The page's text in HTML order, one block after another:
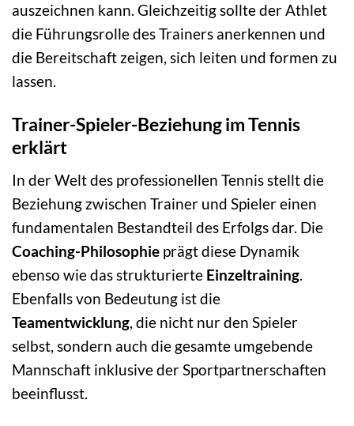
auszeichnen kann. Gleichzeitig sollte der Athlet
die Führungsrolle des Trainers anerkennen und
die Bereitschaft zeigen, sich leiten und formen zu
lassen.
Trainer-Spieler-Beziehung im Tennis
erklärt
In der Welt des professionellen Tennis stellt die
Beziehung zwischen Trainer und Spieler einen
fundamentalen Bestandteil des Erfolgs dar. Die
Coaching-Philosophie prägt diese Dynamik
ebenso wie das strukturierte Einzeltraining.
Ebenfalls von Bedeutung ist die
Teamentwicklung, die nicht nur den Spieler
selbst, sondern auch die gesamte umgebende
Mannschaft inklusive der Sportpartnerschaften
beeinflusst.